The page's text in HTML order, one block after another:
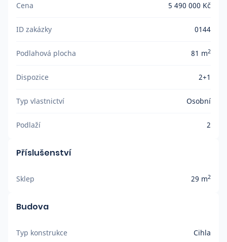
Cena 5 490 000 Kč
ID zakázky 0144
Podlahová plocha 81 m2
Dispozice 2+1
Typ vlastnictví Osobní
Podlaží 2
Příslušenství
Sklep 29 m2
Budova
Typ konstrukce Cihla